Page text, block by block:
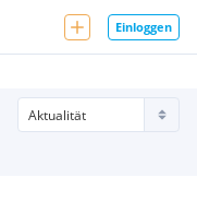
Einloggen